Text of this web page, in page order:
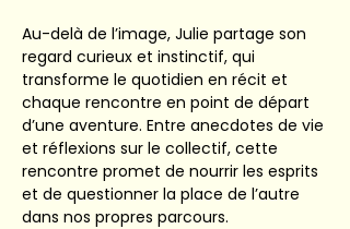
Au-delà de l’image, Julie partage son
regard curieux et instinctif, qui
transforme le quotidien en récit et
chaque rencontre en point de départ
d’une aventure. Entre anecdotes de vie
et réflexions sur le collectif, cette
rencontre promet de nourrir les esprits
et de questionner la place de l’autre
dans nos propres parcours.